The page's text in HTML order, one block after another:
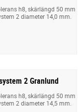
h8, skärlängd 50 mm
2 diameter 14,0 mm.
2 Granlund
h8, skärlängd 50 mm
2 diameter 14,5 mm.